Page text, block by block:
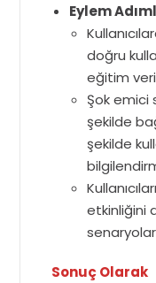
Eylem
doğru
eğitim
Şok emici
şekilde
şekilde
etkinliğini
Sonuç Olarak